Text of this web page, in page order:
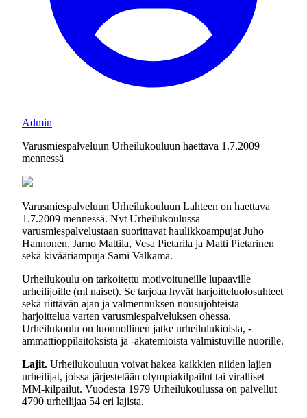
Admin
Varusmiespalveluun Urheilukouluun haettava 1.7.2009
mennessä
Varusmiespalveluun Urheilukouluun Lahteen on haettava
1.7.2009 mennessä. Nyt Urheilukoulussa
varusmiespalvelustaan suorittavat haulikkoampujat Juho
Hannonen, Jarno Mattila, Vesa Pietarila ja Matti Pietarinen
sekä kivääriampuja Sami Valkama.
Urheilukoulu on tarkoitettu motivoituneille lupaaville
urheilijoille (ml naiset). Se tarjoaa hyvät harjoitteluolosuhteet
sekä riittävän ajan ja valmennuksen nousujohteista
harjoittelua varten varusmiespalveluksen ohessa.
Urheilukoulu on luonnollinen jatke urheilulukioista, -
ammattioppilaitoksista ja -akatemioista valmistuville nuorille.
Lajit. Urheilukouluun voivat hakea kaikkien niiden lajien
urheilijat, joissa järjestetään olympiakilpailut tai viralliset
MM-kilpailut. Vuodesta 1979 Urheilukoulussa on palvellut
4790 urheilijaa 54 eri lajista.